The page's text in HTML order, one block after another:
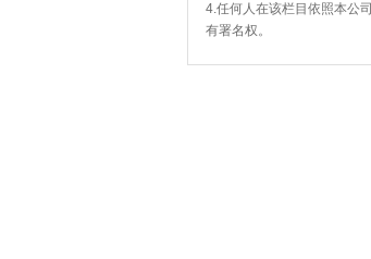
4.任何人在该栏目依照本公
有署名权。